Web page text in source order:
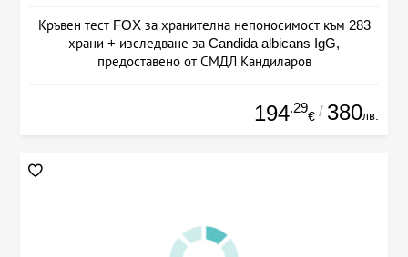
Кръвен тест FOX за хранителна непоносимост към 283
храни + изследване за Candida albicans IgG,
предоставено от СМДЛ Кандиларов
194.29
€ / 380лв.